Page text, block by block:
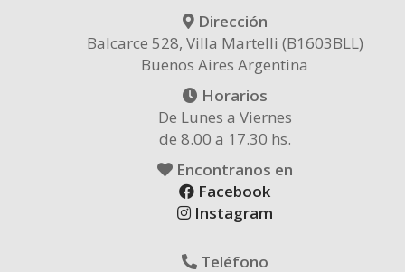
Dirección
Balcarce 528, Villa Martelli (B1603BLL)
Buenos Aires Argentina
Horarios
De Lunes a Viernes
de 8.00 a 17.30 hs.
Encontranos en
Facebook
Instagram
Teléfono